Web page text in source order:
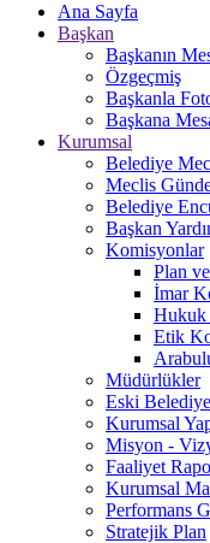
Ana Sayfa
Başkan
Başkanın
Özgeçmiş
Başkanla
Başkana
Kurumsal
Belediye
Meclis
Belediye
Başkan
Komisyonlar
Plan
İmar
Hukuk
Etik
Müdürlükler
Eski
Kurumsal
Misyon -
Faaliyet
Kurumsal
Performans
Stratejik Plan